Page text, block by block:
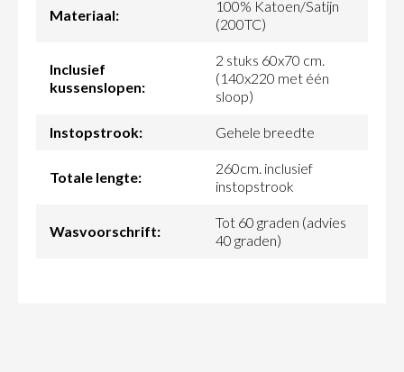
Materiaal:
100% Katoen/Satijn
(200TC)
Inclusief
kussenslopen:
2 stuks 60x70 cm.
(140x220 met één
sloop)
Instopstrook: Gehele breedte
Totale lengte:
260cm. inclusief
instopstrook
Wasvoorschrift:
Tot 60 graden (advies
40 graden)